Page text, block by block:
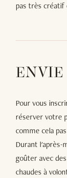
pas très créatif
ENVIE
Pour vous
réserver votre
comme cela
Durant l'après-
goûter avec
chaudes à